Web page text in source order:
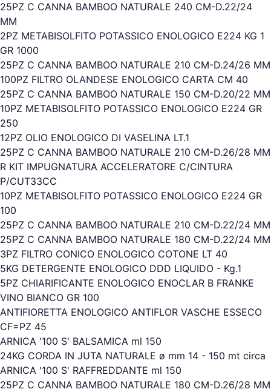
25PZ C CANNA BAMBOO NATURALE 240 CM-D.22/24
MM
2PZ METABISOLFITO POTASSICO ENOLOGICO E224 KG 1
GR 1000
25PZ C CANNA BAMBOO NATURALE 210 CM-D.24/26 MM
100PZ FILTRO OLANDESE ENOLOGICO CARTA CM 40
25PZ C CANNA BAMBOO NATURALE 150 CM-D.20/22 MM
10PZ METABISOLFITO POTASSICO ENOLOGICO E224 GR
250
12PZ OLIO ENOLOGICO DI VASELINA LT.1
25PZ C CANNA BAMBOO NATURALE 210 CM-D.26/28 MM
R KIT IMPUGNATURA ACCELERATORE C/CINTURA
P/CUT33CC
10PZ METABISOLFITO POTASSICO ENOLOGICO E224 GR
100
25PZ C CANNA BAMBOO NATURALE 210 CM-D.22/24 MM
25PZ C CANNA BAMBOO NATURALE 180 CM-D.22/24 MM
3PZ FILTRO CONICO ENOLOGICO COTONE LT 40
5KG DETERGENTE ENOLOGICO DDD LIQUIDO - Kg.1
5PZ CHIARIFICANTE ENOLOGICO ENOCLAR B FRANKE
VINO BIANCO GR 100
ANTIFIORETTA ENOLOGICO ANTIFLOR VASCHE ESSECO
CF=PZ 45
ARNICA '100 S' BALSAMICA ml 150
24KG CORDA IN JUTA NATURALE ø mm 14 - 150 mt circa
ARNICA '100 S' RAFFREDDANTE ml 150
25PZ C CANNA BAMBOO NATURALE 180 CM-D.26/28 MM